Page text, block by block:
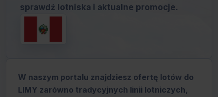
sprawdź lotniska i aktualne promocje.
W naszym portalu znajdziesz ofertę lotów do
LIMY zarówno tradycyjnych linii lotniczych,